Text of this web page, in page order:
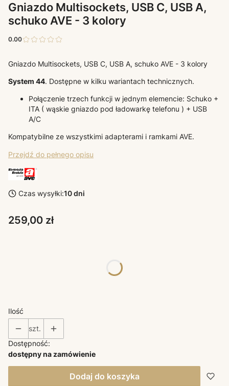
Gniazdo Multisockets, USB C, USB A,
schuko AVE - 3 kolory
0.00
Gniazdo Multisockets, USB C, USB A, schuko AVE - 3 kolory
System 44. Dostępne w kilku wariantach technicznych.
Połączenie trzech funkcji w jednym elemencie: Schuko +
ITA ( wąskie gniazdo pod ładowarkę telefonu ) + USB
A/C
Kompatybilne ze wszystkimi adapterami i ramkami AVE.
Przejdź do pełnego opisu
Czas wysyłki:10 dni
Cena
259,00 zł
Ilość
szt.
Dostępność:
dostępny na zamówienie
Dodaj do koszyka